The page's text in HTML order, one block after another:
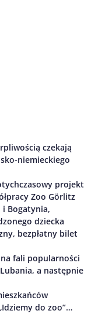
czekają
niemieckiego
projekt
Zoo Görlitz
i Bogatynia,
dziecka
bezpłatny bilet
fali popularności
a następnie
do zoo”…